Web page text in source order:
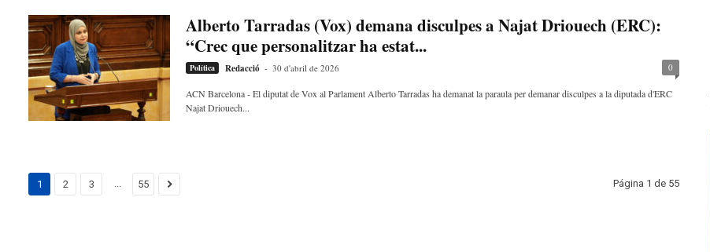
Alberto Tarradas (Vox) demana disculpes a Najat Driouech (ERC):
“Crec que personalitzar ha estat...
Política Redacció - 30 d'abril de 2026 0
ACN Barcelona - El diputat de Vox al Parlament Alberto Tarradas ha demanat la paraula per demanar disculpes a la diputada d'ERC
Najat Driouech...
1 2 3 ... 55 Página 1 de 55